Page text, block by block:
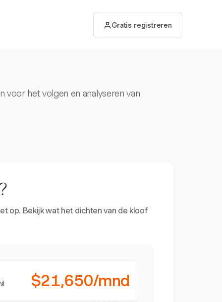
Gratis registreren
het volgen en analyseren van
op. Bekijk wat het dichten van de kloof
$21,650/mnd